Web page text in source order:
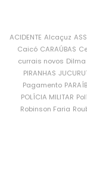
ACIDENTE Alcaçuz
Caicó CARAÚBAS
currais novos Dilma
PIRANHAS
Pagamento
POLÍCIA MILITAR
Robinson Faria